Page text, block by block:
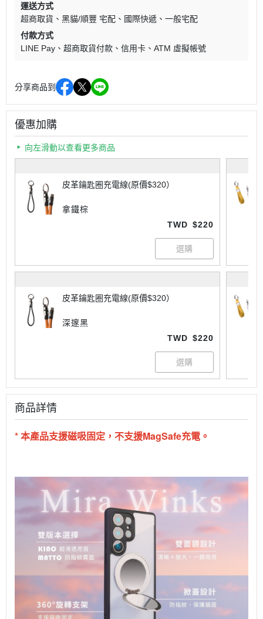
運送方式
超商取貨
黑貓/順豐 宅配 國際快遞
一般宅配
付款方式
LINE Pay
超商取貨付款 信用卡 ATM 虛擬帳號
分享商品到
優惠加購
向左滑動以查看更多商品
皮革鑰匙圈充電線(原價$320）
拿鐵棕
TWD $220
皮革鑰匙圈充電線(原價$320）
深邃黑
TWD $220
商品詳情
* 本產品支援磁吸固定，不支援MagSafe充電。